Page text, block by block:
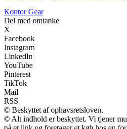
Kontor Gear
Del med omtanke
X
Facebook
Instagram
LinkedIn
YouTube
Pinterest
TikTok
Mail
RSS
© Beskyttet af ophavsretsloven.
© Alt indhold er beskyttet. Vi tjener